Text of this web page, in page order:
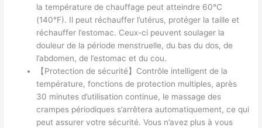
la température de chauffage peut atteindre 60°C
(140°F). Il peut réchauffer l’utérus, protéger la taille et
réchauffer l’estomac. Ceux-ci peuvent soulager la
douleur de la période menstruelle, du bas du dos, de
l’abdomen, de l’estomac et du cou.
【Protection de sécurité】Contrôle intelligent de la
température, fonctions de protection multiples, après
30 minutes d’utilisation continue, le massage des
crampes périodiques s’arrêtera automatiquement, ce qui
peut assurer votre sécurité. Vous n’avez plus à vous